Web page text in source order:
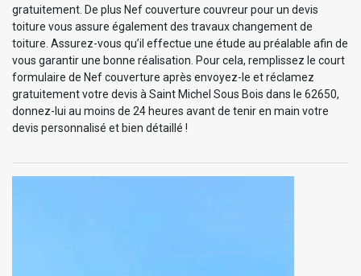
gratuitement. De plus Nef couverture couvreur pour un devis
toiture vous assure également des travaux changement de
toiture. Assurez-vous qu’il effectue une étude au préalable afin de
vous garantir une bonne réalisation. Pour cela, remplissez le court
formulaire de Nef couverture après envoyez-le et réclamez
gratuitement votre devis à Saint Michel Sous Bois dans le 62650,
donnez-lui au moins de 24 heures avant de tenir en main votre
devis personnalisé et bien détaillé !